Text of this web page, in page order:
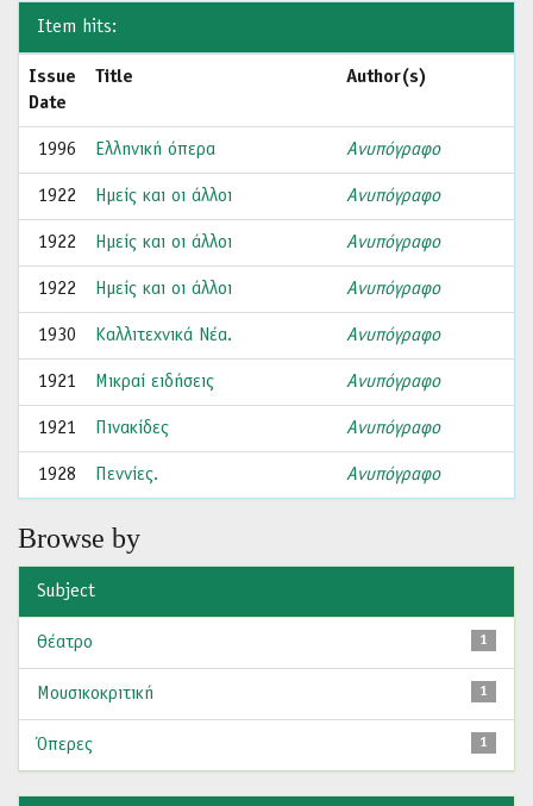
Item hits:
Issue
Date
Title Author(s)
1996 Ελληνική όπερα Ανυπόγραφο
1922 Ημείς και οι άλλοι Ανυπόγραφο
1922 Ημείς και οι άλλοι Ανυπόγραφο
1922 Ημείς και οι άλλοι Ανυπόγραφο
1930 Καλλιτεχνικά Νέα. Ανυπόγραφο
1921 Μικραί ειδήσεις Ανυπόγραφο
1921 Πινακίδες Ανυπόγραφο
1928 Πεννίες. Ανυπόγραφο
Browse by
Subject
1
Θέατρο
1
Μουσικοκριτική
1
Όπερες